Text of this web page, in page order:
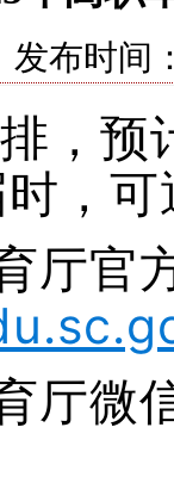
布时间
，预
，
厅官
厅微